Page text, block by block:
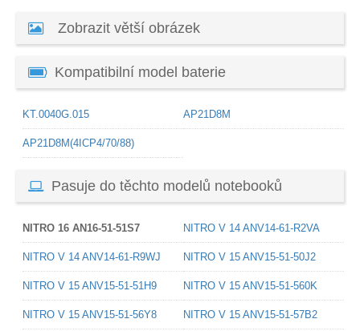
Zobrazit větší obrázek
Kompatibilní model baterie
KT.0040G.015 AP21D8M
AP21D8M(4ICP4/70/88)
Pasuje do těchto modelů notebooků
NITRO 16 AN16-51-51S7 NITRO V 14 ANV14-61-R2VA
NITRO V 14 ANV14-61-R9WJ NITRO V 15 ANV15-51-50J2
NITRO V 15 ANV15-51-51H9 NITRO V 15 ANV15-51-560K
NITRO V 15 ANV15-51-56Y8 NITRO V 15 ANV15-51-57B2